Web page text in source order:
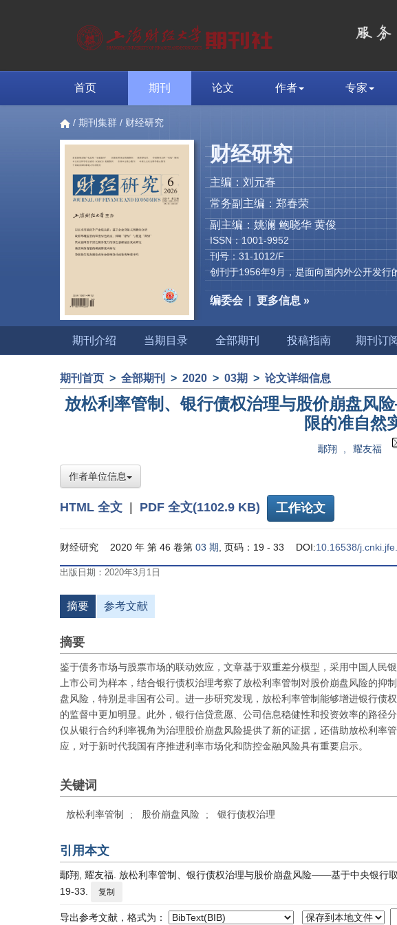
首页 期刊 论文 作者 专家
/ 期刊集群 / 财经研究
财经研究
主编：刘元春
常务副主编：郑春荣
副主编：姚澜 鲍晓华 黄俊
ISSN：1001-9952
刊号：31-1012/F
创刊于1956年9月，是面向国内外公开发行
编委会 更多信息 »
期刊介绍 当期目录 全部期刊 投稿指南 期刊订阅
期刊首页 > 全部期刊 > 2020 > 03期 > 论文详细信息
放松利率管制、银行债权治理与股价崩盘风
限的准自然
鄢翔 耀友福
作者单位信息
HTML 全文 PDF 全文(1102.9 KB) 工作论文
财经研究 2020 年 第 46 卷第 03 期, 页码：19 - 33 DOI:10.16538/
出版日期：2020年3月1日
摘要 参考文献
摘要
鉴于债务市场与股票市场的联动效应，文章基于双重差分模型，采用中国人民
上市公司为样本，结合银行债权治理考察了放松利率管制对股价崩盘风险的抑
盘风险，特别是非国有公司。进一步研究发现，放松利率管制能够增进银行债
的监督中更加明显。此外，银行信贷意愿、公司信息稳健性和投资效率的路径
仅从银行合约利率视角为治理股价崩盘风险提供了新的证据，还借助放松利率
应，对于新时代我国有序推进利率市场化和防控金融风险具有重要启示。
关键词
放松利率管制 ; 股价崩盘风险 ; 银行债权治理
引用本文
鄢翔, 耀友福. 放松利率管制、银行债权治理与股价崩盘风险——基于中央银行
19-33.
复制
导出参考文献，格式为：